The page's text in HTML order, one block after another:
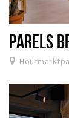
PARELS